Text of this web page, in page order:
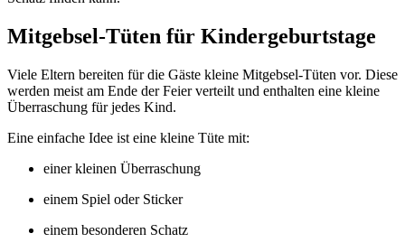
Mitgebsel-Tüten für Kindergeburtstage
Viele Eltern bereiten für die Gäste kleine Mitgebsel-Tüten vor. Diese
werden meist am Ende der Feier verteilt und enthalten eine kleine
Überraschung für jedes Kind.
Eine einfache Idee ist eine kleine Tüte mit:
einer kleinen Überraschung
einem Spiel oder Sticker
einem besonderen Schatz